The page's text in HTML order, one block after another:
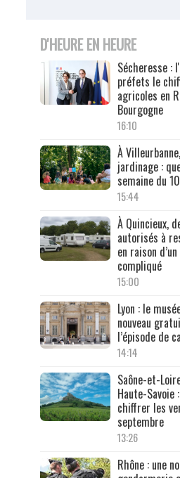
D'HEURE EN HEURE
Sécheresse :
préfets le
agricoles en
Bourgogne
16:10
À
jardinage :
semaine du
15:44
À Quincieux,
autorisés à
en raison
compliqué
15:00
Lyon : le
nouveau
l’épisode de
14:14
Saône-et-
Haute-Savoie
chiffrer les
septembre
13:26
Rhône : une